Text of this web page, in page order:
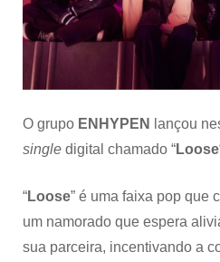
O grupo ENHYPEN
lançou
single digital chamado “Loose
“Loose” é uma faixa pop que
um namorado que espera
sua parceira, incentivando a